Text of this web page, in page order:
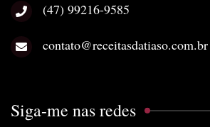
(47) 99216-9585
contato@receitasdatiaso.com.br
Siga-me nas redes